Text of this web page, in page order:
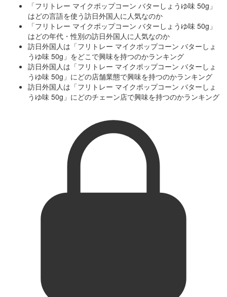
「フリトレー マイクポップコーン バターしょうゆ味 50g」
はどの言語を使う訪日外国人に人気なのか
「フリトレー マイクポップコーン バターしょうゆ味 50g」
はどの年代・性別の訪日外国人に人気なのか
訪日外国人は「フリトレー マイクポップコーン バターしょ
うゆ味 50g」をどこで興味を持つのかランキング
訪日外国人は「フリトレー マイクポップコーン バターしょ
うゆ味 50g」にどの店舗業態で興味を持つのかランキング
訪日外国人は「フリトレー マイクポップコーン バターしょ
うゆ味 50g」にどのチェーン店で興味を持つのかランキング